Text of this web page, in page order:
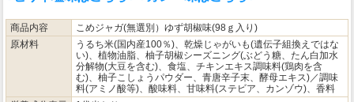
商品内容
こめジャガ(無選別）ゆず胡椒味(98ｇ入り)
原材料
うるち米(国内産100％)、乾燥じゃがいも(遺伝子組換えではな
い)、植物油脂、柚子胡椒シーズニング(ぶどう糖、たん白加水
分解物(大豆を含む)、食塩、チキンエキス調味料(鶏肉を含
む)、柚子こしょうパウダー、青唐辛子末、酵母エキス)／調味
料(アミノ酸等)、酸味料、甘味料(ステビア、カンゾウ)、香料